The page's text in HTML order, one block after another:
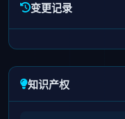
变更记录
知识产权